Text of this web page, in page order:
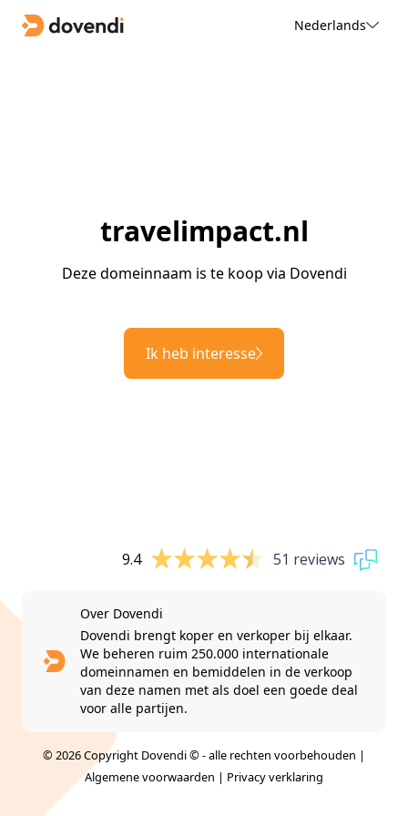
Nederlands
travelimpact.nl
Deze domeinnaam is te koop via Dovendi
Ik heb interesse
9.4 51 reviews
Over Dovendi
Dovendi brengt koper en verkoper bij elkaar.
We beheren ruim 250.000 internationale
domeinnamen en bemiddelen in de verkoop
van deze namen met als doel een goede deal
voor alle partijen.
© 2026 Copyright Dovendi © - alle rechten voorbehouden |
Algemene voorwaarden | Privacy verklaring